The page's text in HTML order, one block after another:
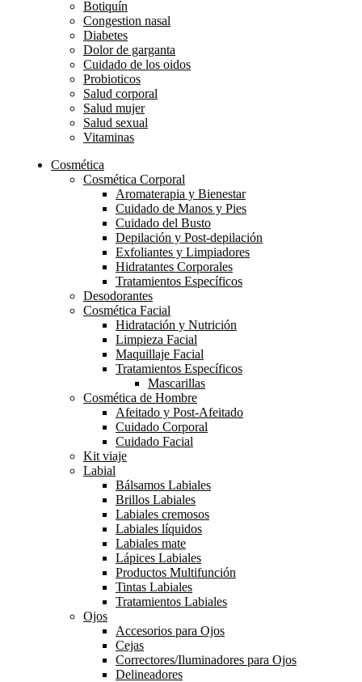
Botiquín
Congestion nasal
Diabetes
Dolor de garganta
Cuidado de los oidos
Probioticos
Salud corporal
Salud mujer
Salud sexual
Vitaminas
Cosmética
Cosmética Corporal
Aromaterapia y Bienestar
Cuidado de Manos y Pies
Cuidado del Busto
Depilación y Post-depilación
Exfoliantes y Limpiadores
Hidratantes Corporales
Tratamientos Específicos
Desodorantes
Cosmética Facial
Hidratación y Nutrición
Limpieza Facial
Maquillaje Facial
Tratamientos Específicos
Mascarillas
Cosmética de Hombre
Afeitado y Post-Afeitado
Cuidado Corporal
Cuidado Facial
Kit viaje
Labial
Bálsamos Labiales
Brillos Labiales
Labiales cremosos
Labiales líquidos
Labiales mate
Lápices Labiales
Productos Multifunción
Tintas Labiales
Tratamientos Labiales
Ojos
Accesorios para Ojos
Cejas
Correctores/Iluminadores para Ojos
Delineadores